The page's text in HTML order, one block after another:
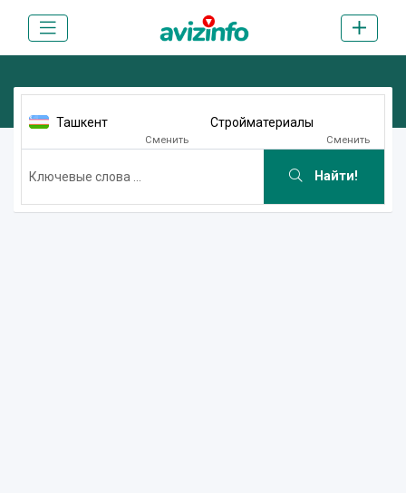
Ташкент
Сменить
Стройматериалы
Сменить
Найти!